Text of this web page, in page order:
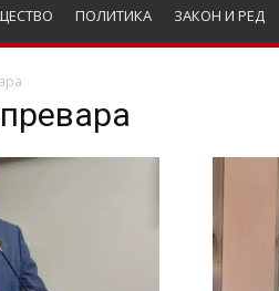
ПОЛИТИКА ЗАКОН И РЕД